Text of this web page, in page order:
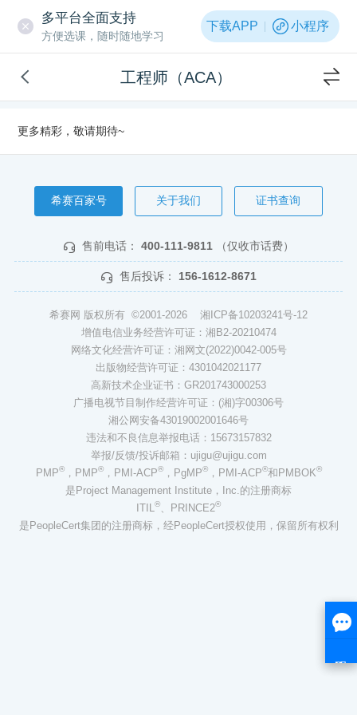
多平台全面支持
方便选课，随时随地学习
下载APP 小程序
工程师（ACA）
更多精彩，敬请期待~
希赛百家号 关于我们 证书查询
售前电话： 400-111-9811 （仅收市话费）
售后投诉： 156-1612-8671
希赛网 版权所有 ©2001-2026 湘ICP备10203241号-12
增值电信业务经营许可证：湘B2-20210474
网络文化经营许可证：湘网文(2022)0042-005号
出版物经营许可证：4301042021177
高新技术企业证书：GR201743000253
广播电视节目制作经营许可证：(湘)字00306号
湘公网安备43019002001646号
违法和不良信息举报电话：15673157832
举报/反馈/投诉邮箱：ujigu@ujigu.com
PMP®，PMP®，PMI-ACP®，PgMP®，PMI-ACP®和PMBOK®
是Project Management Institute，Inc.的注册商标
ITIL®、PRINCE2®
是PeopleCert集团的注册商标，经PeopleCert授权使用，保留所有权利